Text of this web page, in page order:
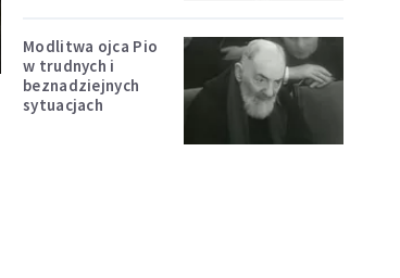
Modlitwa ojca Pio
w trudnych i
beznadziejnych
sytuacjach